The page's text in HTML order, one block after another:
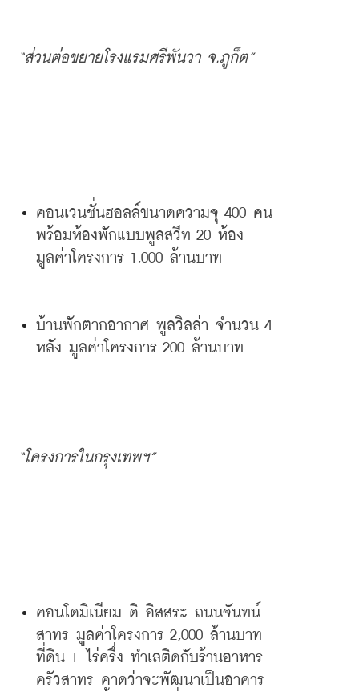
“ส่วนต่อขยายโรงแรมศรีพันวา จ.ภูก็ต”
คอนเวนชั่นฮอลล์ขนาดความจุ 400 คน
พร้อมห้องพักแบบพูลสวีท 20 ห้อง
มูลค่าโครงการ 1,000 ล้านบาท
บ้านพักตากอากาศ พูลวิลล่า จำนวน
หลัง มูลค่าโครงการ 200 ล้านบาท
“โครงการในกรุงเทพฯ”
คอนโดมิเนียม ดิ อิสสระ ถนนจันทน์-
สาทร มูลค่าโครงการ 2,000 ล้านบาท
ที่ดิน 1 ไร่ครึ่ง ทำเลติดกับร้านอาหาร
ครัวสาทร คาดว่าจะพัฒนาเป็นอาคาร